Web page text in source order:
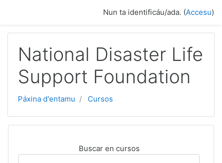
Nun ta identificáu/ada. (Accesu)
National Disaster Life
Support Foundation
Páxina d'entamu Cursos
Buscar en cursos